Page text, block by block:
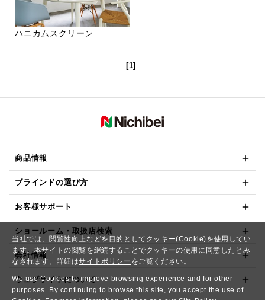
当社では、閲覧性向上などを目的としてクッキー(Cookie)を使用してい
ます。本サイトの閲覧を継続することでクッキーの使用に同意したとみ
なされます。詳細はサイトポリシー をご覧ください。
We use Cookies to improve browsing experience and for other
purposes. By continuing to browse this site, you accept the use of
ハニカムスクリーン
[1]
商品情報
ブラインドの選び方
お客様サポート
ショールーム・取扱店検索
会社情報
ウェブサイトについて